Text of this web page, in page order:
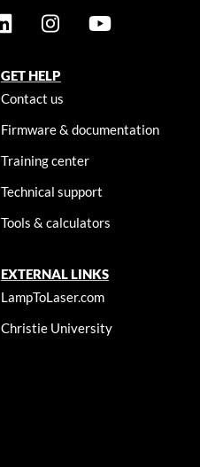
GET HELP
Contact us
Firmware & documentation
Training center
Technical support
Tools & calculators
EXTERNAL LINKS
LampToLaser.com
Christie University